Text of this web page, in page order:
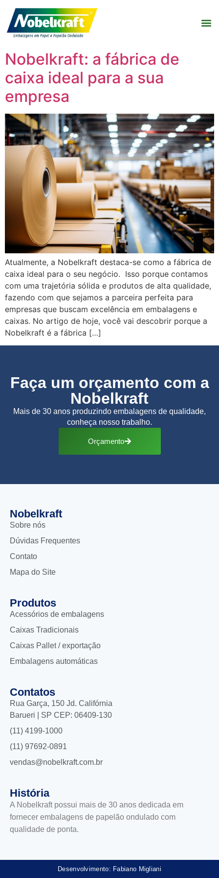
Nobelkraft: a fábrica de
caixa ideal para a sua
empresa
Atualmente, a Nobelkraft destaca-se como a fábrica de
caixa ideal para o seu negócio. Isso porque contamos
com uma trajetória sólida e produtos de alta qualidade,
fazendo com que sejamos a parceira perfeita para
empresas que buscam excelência em embalagens e
caixas. No artigo de hoje, você vai descobrir porque a
Nobelkraft é a fábrica […]
Faça um orçamento com a
Nobelkraft
Mais de 30 anos produzindo embalagens de qualidade,
conheça nosso trabalho.
Orçamento
Nobelkraft
Sobre nós
Dúvidas Frequentes
Contato
Mapa do Site
Produtos
Acessórios de embalagens
Caixas Tradicionais
Caixas Pallet / exportação
Embalagens automáticas
Contatos
Rua Garça, 150 Jd. Califórnia
Barueri | SP CEP: 06409-130
(11) 4199-1000
(11) 97692-0891
vendas@nobelkraft.com.br
História
A Nobelkraft possui mais de 30 anos dedicada em
fornecer embalagens de papelão ondulado com
qualidade de ponta.
Desenvolvimento: Fabiano Migliani